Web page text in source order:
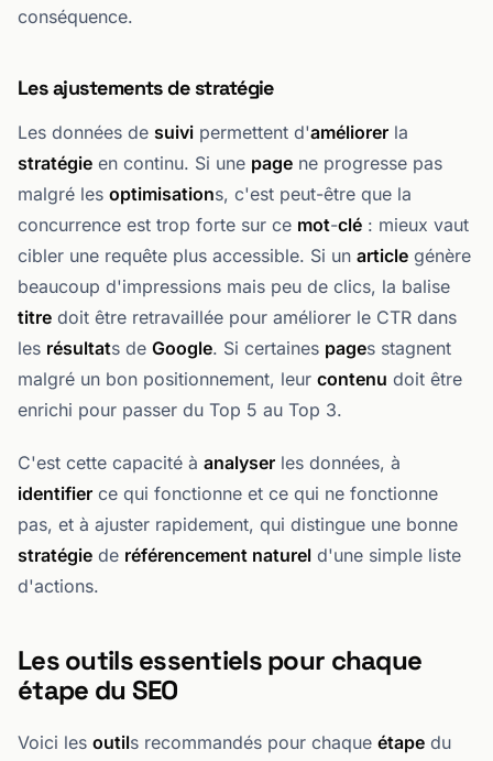
conséquence.
Les ajustements de stratégie
Les données de suivi permettent d'améliorer la
stratégie en continu. Si une page ne progresse pas
malgré les optimisations, c'est peut-être que la
concurrence est trop forte sur ce mot-clé : mieux vaut
cibler une requête plus accessible. Si un article génère
beaucoup d'impressions mais peu de clics, la balise
titre doit être retravaillée pour améliorer le CTR dans
les résultats de Google. Si certaines pages stagnent
malgré un bon positionnement, leur contenu doit être
enrichi pour passer du Top 5 au Top 3.
C'est cette capacité à analyser les données, à
identifier ce qui fonctionne et ce qui ne fonctionne
pas, et à ajuster rapidement, qui distingue une bonne
stratégie de référencement naturel d'une simple liste
d'actions.
Les outils essentiels pour chaque
étape du SEO
Voici les outils recommandés pour chaque étape du